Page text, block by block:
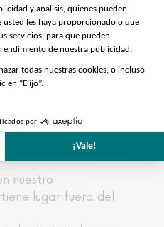
diversión en
de humor y
te promete
en la que la
el entretenimiento
espíritu galo.
nuestro
lugar fuera del